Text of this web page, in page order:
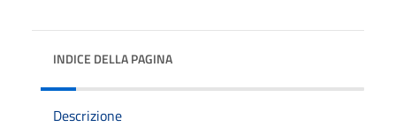
INDICE DELLA PAGINA
Descrizione